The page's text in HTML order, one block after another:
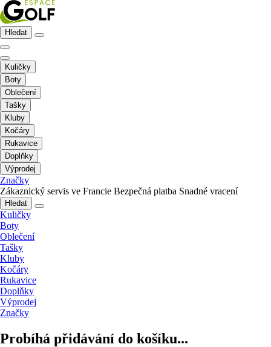
Hledat
Kuličky
Boty
Oblečení
Tašky
Kluby
Kočáry
Rukavice
Doplňky
Výprodej
Značky
Zákaznický servis ve Francie Bezpečná platba Snadné vracení
Hledat
Kuličky
Boty
Oblečení
Tašky
Kluby
Kočáry
Rukavice
Doplňky
Výprodej
Značky
Probíhá přidávání do košíku...